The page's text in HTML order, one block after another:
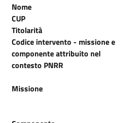
Nome
CUP
Titolarità
Codice intervento - missione e
componente attribuito nel
contesto PNRR
Missione